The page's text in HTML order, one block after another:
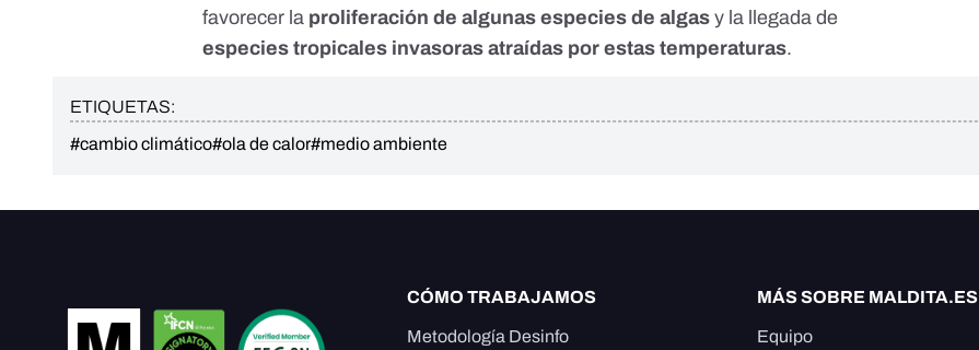
favorecer la proliferación de algunas especies de algas y la llegada de
especies tropicales invasoras atraídas por estas temperaturas.
ETIQUETAS:
#cambio climático#ola de calor#medio ambiente
CÓMO TRABAJAMOS
Metodología Desinfo
MÁS SOBRE MALDITA.ES
Equipo